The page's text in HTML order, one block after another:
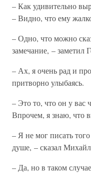
– Как удивительно
– Видно, что ему
– Одно, что можно
замечание, – заметил
– Ах, я очень рад и
притворно улыбаясь.
– Это то, что он у вас
Впрочем, я знаю, что
– Я не мог писать
душе, – сказал
– Да, но в таком